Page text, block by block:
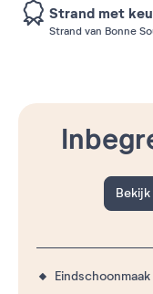
Strand met
Strand van Bonne